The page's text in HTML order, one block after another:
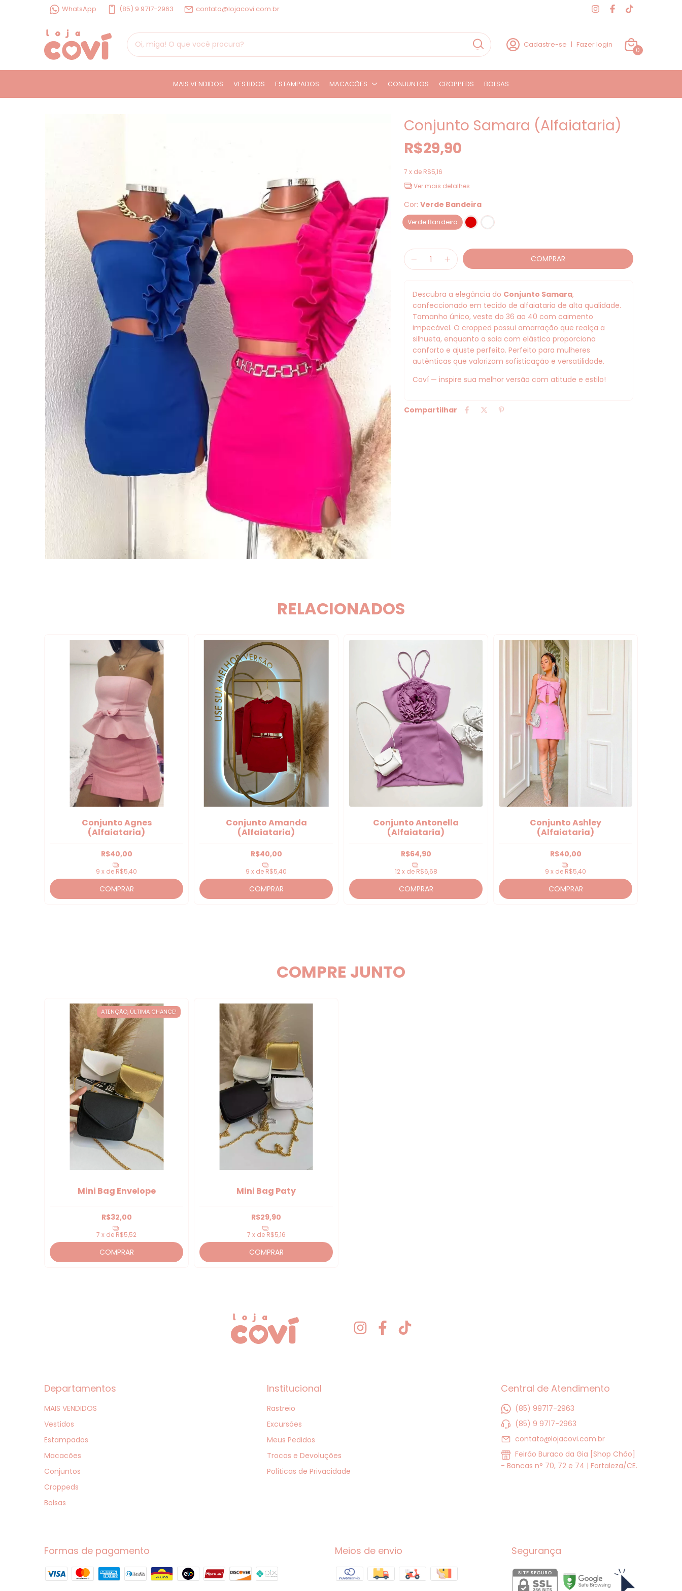
WhatsApp (85) 9 9717-2963 contato@lojacovi.com.br
Cadastre-se | Fazer login
0
MAIS VENDIDOS VESTIDOS ESTAMPADOS MACACÕES CONJUNTOS CROPPEDS BOLSAS
Conjunto Samara (Alfaiataria)
R$29,90
7 x de R$5,16
Ver mais detalhes
Cor: Verde Bandeira
Verde Bandeira
Descubra a elegância do Conjunto Samara,
confeccionado em tecido de alfaiataria de alta qualidade.
Tamanho único, veste do 36 ao 40 com caimento
impecável. O cropped possui amarração que realça a
silhueta, enquanto a saia com elástico proporciona
conforto e ajuste perfeito. Perfeito para mulheres
autênticas que valorizam sofisticação e versatilidade.
Coví — inspire sua melhor versão com atitude e estilo!
Compartilhar
RELACIONADOS
Conjunto Agnes
(Alfaiataria)
R$40,00
9 x de R$5,40
COMPRAR
Conjunto Amanda
(Alfaiataria)
R$40,00
9 x de R$5,40
COMPRAR
Conjunto Antonella
(Alfaiataria)
R$64,90
12 x de R$6,68
COMPRAR
Conjunto Ashley
(Alfaiataria)
R$40,00
9 x de R$5,40
COMPRAR
COMPRE JUNTO
ATENÇÃO, ÚLTIMA CHANCE!
Mini Bag Envelope
R$32,00
7 x de R$5,52
COMPRAR
Mini Bag Paty
R$29,90
7 x de R$5,16
COMPRAR
Departamentos
MAIS VENDIDOS
Vestidos
Estampados
Macacões
Conjuntos
Croppeds
Bolsas
Institucional
Rastreio
Excursões
Meus Pedidos
Trocas e Devoluções
Políticas de Privacidade
Central de Atendimento
(85) 99717-2963
(85) 9 9717-2963
contato@lojacovi.com.br
Feirão Buraco da Gia [Shop Chão]
- Bancas n° 70, 72 e 74 | Fortaleza/CE.
Formas de pagamento Meios de envio Segurança